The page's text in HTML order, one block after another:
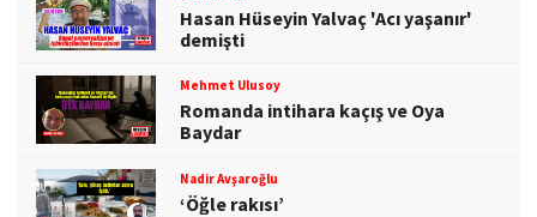
Hasan Hüseyin Yalvaç 'Acı yaşanır'
demişti
Mehmet Ulusoy
Romanda intihara kaçış ve Oya
Baydar
Nadir Avşaroğlu
‘Öğle rakısı’